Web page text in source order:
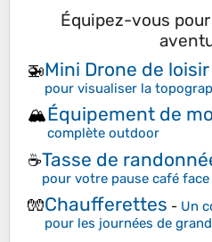
Équipez-vous
🚁Mini Drone de loisir
pour visualiser la
🏔️Équipement de
complète outdoor
☕Tasse de
pour votre pause café
🧤Chaufferettes - Un
pour les journées de